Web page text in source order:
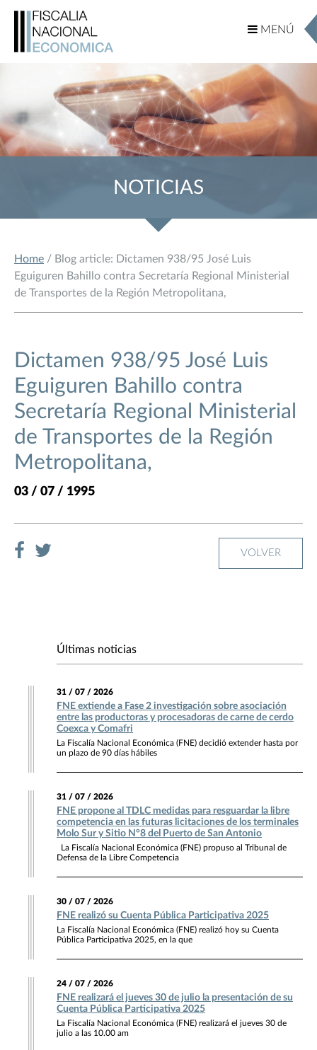
MENÚ
MENÚ
NOTICIAS
Home / Blog article: Dictamen 938/95 José Luis
Eguiguren Bahillo contra Secretaría Regional Ministerial
de Transportes de la Región Metropolitana,
Dictamen 938/95 José Luis
Eguiguren Bahillo contra
Secretaría Regional Ministerial
de Transportes de la Región
Metropolitana,
03 / 07 / 1995
VOLVER
Últimas noticias
31 / 07 / 2026
FNE extiende a Fase 2 investigación sobre asociación
entre las productoras y procesadoras de carne de cerdo
Coexca y Comafri
La Fiscalía Nacional Económica (FNE) decidió extender hasta por
un plazo de 90 días hábiles
31 / 07 / 2026
FNE propone al TDLC medidas para resguardar la libre
competencia en las futuras licitaciones de los terminales
Molo Sur y Sitio N°8 del Puerto de San Antonio
La Fiscalía Nacional Económica (FNE) propuso al Tribunal de
Defensa de la Libre Competencia
30 / 07 / 2026
FNE realizó su Cuenta Pública Participativa 2025
La Fiscalía Nacional Económica (FNE) realizó hoy su Cuenta
Pública Participativa 2025, en la que
24 / 07 / 2026
FNE realizará el jueves 30 de julio la presentación de su
Cuenta Pública Participativa 2025
La Fiscalía Nacional Económica (FNE) realizará el jueves 30 de
julio a las 10.00 am